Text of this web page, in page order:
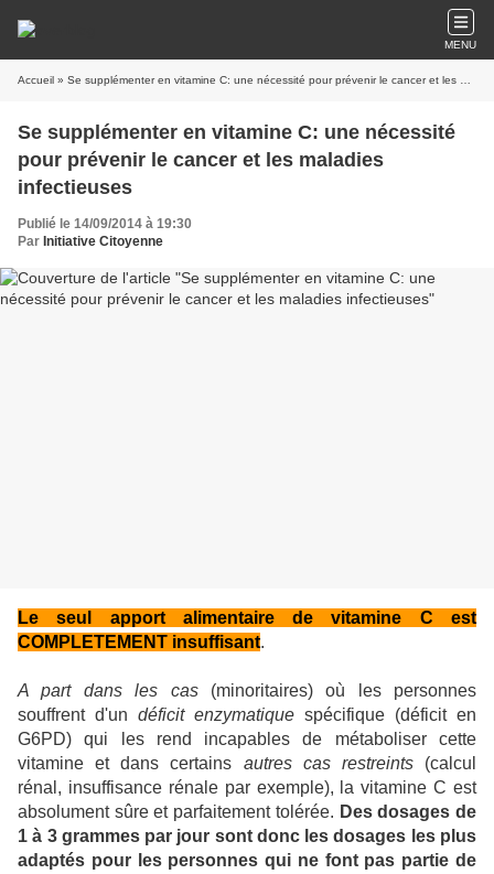
MENU
Accueil » Se supplémenter en vitamine C: une nécessité pour prévenir le cancer et les maladies infectieuses
Se supplémenter en vitamine C: une nécessité
pour prévenir le cancer et les maladies
infectieuses
Publié le 14/09/2014 à 19:30
Par Initiative Citoyenne
Le seul apport alimentaire de vitamine C est
COMPLETEMENT insuffisant.
A part dans les cas
(minoritaires) où les personnes
souffrent d'un déficit enzymatique spécifique (déficit en
G6PD) qui les rend incapables de métaboliser cette
vitamine et dans certains
autres cas restreints
(calcul
rénal, insuffisance rénale par exemple), la vitamine C est
absolument sûre et parfaitement tolérée. Des dosages de
1 à 3 grammes par jour sont donc les dosages les plus
adaptés pour les personnes qui ne font pas partie de